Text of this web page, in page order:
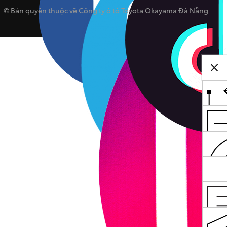
© Bản quyền thuộc về Công ty ô tô Toyota Okayama Đà Nẵng